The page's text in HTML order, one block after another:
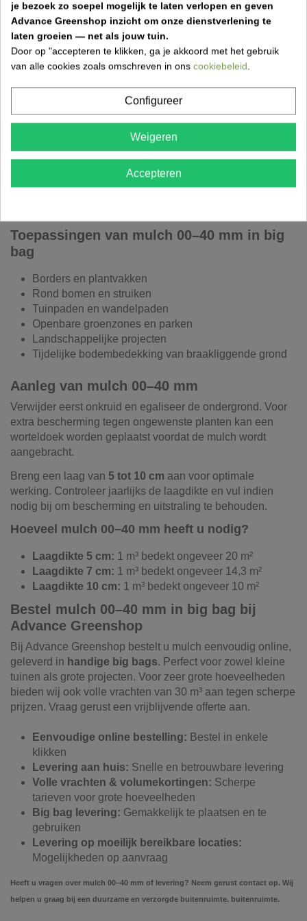
en te gebruiken, zowel voor kleine als grote tuinen.
Voordelen van mulch 00–40 mm in big bag
Onkruidwerend:Vermindert ongewenste
Vochtvasthoudend:Helpt de bodem vochtig te
houden tijdens droge periodes.
fragmenten blijft op zijn plaats liggen.
Onderhoudsarm:Langdurige werking waardoor
minder vaak aanvullen nodig is.
Natuurlijke uitstraling:Past in zowel moderne als
Toepassingen van mulch 00–40 mm in big
bag
Borders en plantvakken
Rond bomen en struiken
Tuinpaden en wandelpaden
Openbare groenzones en parken
Landschappelijke projecten
Tijdelijke bodembedekking van braakliggende grond
Aanleg van mulch 00–40 mm
Verwijder eerst onkruid en egaliseer de ondergrond. Voor
extra bescherming tegen ongewenste planten kan een
worteldoek worden geplaatst voordat de mulch wordt
aangebracht.
Breng een laag van 5 tot 10 cm aan voor optimale
werking. Controleer jaarlijks de laagdikte en vul indien
nodig bij om bescherming en uitstraling te behouden.
Hoeveel mulch 00–40 mm heeft u nodig?
Laagdikte 5 cm: 1 m³ bedekt ongeveer 20 m²
Laagdikte 7 cm: 1 m³ bedekt ongeveer 14,3 m²
Laagdikte 10 cm: 1 m³ bedekt ongeveer 10 m²
Bestel mulch 00–40 mm in big bag bij
Advance Greenshop
Bij Advance Greenshop bestelt u mulch eenvoudig online,
geleverd in handige big bags. Perfect voor zowel kleine
tuinen als grote projecten. Voor zeer grote hoeveelheden
bieden wij ook volle vrachten van 30 m³ aan tegen scherpe
prijzen. Vraag gerust een vrijblijvende offerte aan.
Eenvoudige online bestelling: Bestel in enkele
klikken
Levering aan huis: Snelle en betrouwbare levering
Volle vrachten & volumekortingen: Scherpe
tarieven voor grote hoeveelheden
Big bag levering: Gemakkelijk te plaatsen en te
gebruiken
Levering op moeilijk bereikbare locaties:
Mogelijkheden op aanvraag
Heeft u vragen over mulch 00–40 mm of levering? Neem gerust contact op. Wij
helpen u graag bij een duurzame en verzorgde buitenruimte. buitenruimte.
je bezoek zo soepel mogelijk te laten verlopen en geven
Advance Greenshop inzicht om onze dienstverlening te
laten groeien — net als jouw tuin.
Door op "accepteren te klikken, ga je akkoord met het gebruik
van alle cookies zoals omschreven in ons cookiebeleid
Configureer
Weigeren
Accepteren